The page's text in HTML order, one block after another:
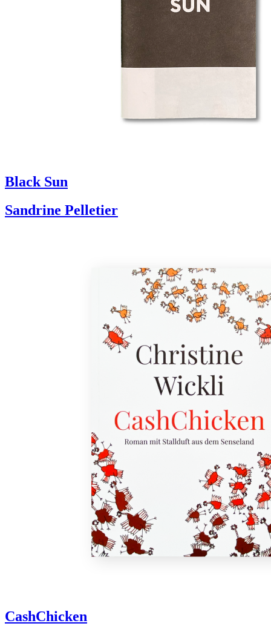
Black Sun
Sandrine Pelletier
CashChicken